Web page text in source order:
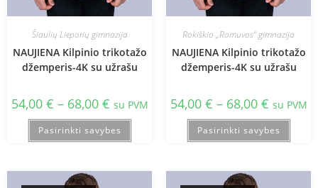
Šiaulių Lieporių gimnazija
NAUJIENA Kilpinio trikotažo
džemperis-4K su užrašu
54,00 € – 68,00 € su PVM
Pasirinkti savybes
Rokiškio „Romuvos“ gimnazija
NAUJIENA Kilpinio trikotažo
džemperis-4K su užrašu
54,00 € – 68,00 € su PVM
Pasirinkti savybes